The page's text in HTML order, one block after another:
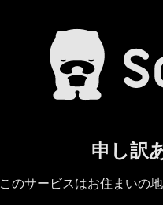
申し訳
このサービスはお住まいの